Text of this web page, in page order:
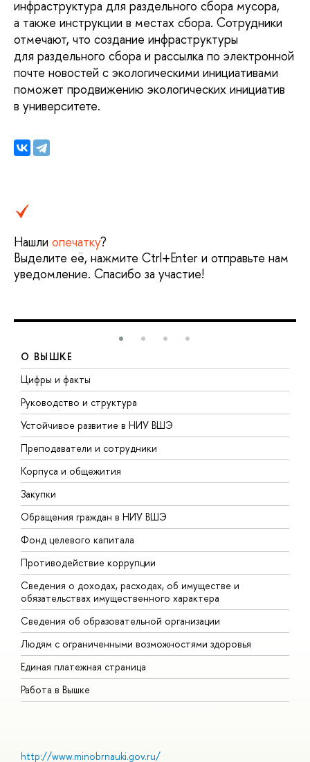
инфраструктура для раздельного сбора мусора,
а также инструкции в местах сбора. Сотрудники
отмечают, что создание инфраструктуры
для раздельного сбора и рассылка по электронной
почте новостей с экологическими инициативами
поможет продвижению экологических инициатив
в университете.
Нашли опечатку?
Выделите её, нажмите Ctrl+Enter и отправьте нам
уведомление. Спасибо за участие!
О ВЫШКЕ
Цифры и факты
Руководство и структура
Устойчивое развитие в НИУ ВШЭ
Преподаватели и сотрудники
Корпуса и общежития
Закупки
Обращения граждан в НИУ ВШЭ
Фонд целевого капитала
Противодействие коррупции
Сведения о доходах, расходах, об имуществе и
обязательствах имущественного характера
Сведения об образовательной организации
Людям с ограниченными возможностями здоровья
Единая платежная страница
Работа в Вышке
http://www.minobrnauki.gov.ru/